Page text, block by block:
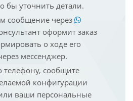
бы уточнить детали.
сообщение через
оформит заказ
о ходе его
мессенджер.
телефону, сообщите
конфигурации
ваши персональные